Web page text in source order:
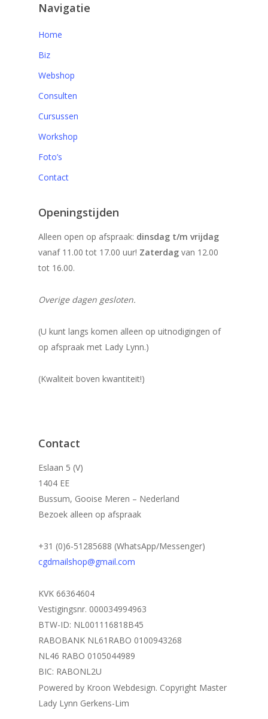
Navigatie
Home
Biz
Webshop
Consulten
Cursussen
Workshop
Foto’s
Contact
Openingstijden
Alleen open op afspraak: dinsdag t/m vrijdag
vanaf 11.00 tot 17.00 uur! Zaterdag van 12.00
tot 16.00.
Overige dagen gesloten.
(U kunt langs komen alleen op uitnodigingen of
op afspraak met Lady Lynn.)
(Kwaliteit boven kwantiteit!)
Contact
Eslaan 5 (V)
1404 EE
Bussum, Gooise Meren – Nederland
Bezoek alleen op afspraak
+31 (0)6-51285688 (WhatsApp/Messenger)
cgdmailshop@gmail.com
KVK 66364604
Vestigingsnr. 000034994963
BTW-ID: NL001116818B45
RABOBANK NL61RABO 0100943268
NL46 RABO 0105044989
BIC: RABONL2U
Powered by Kroon Webdesign. Copyright Master
Lady Lynn Gerkens-Lim